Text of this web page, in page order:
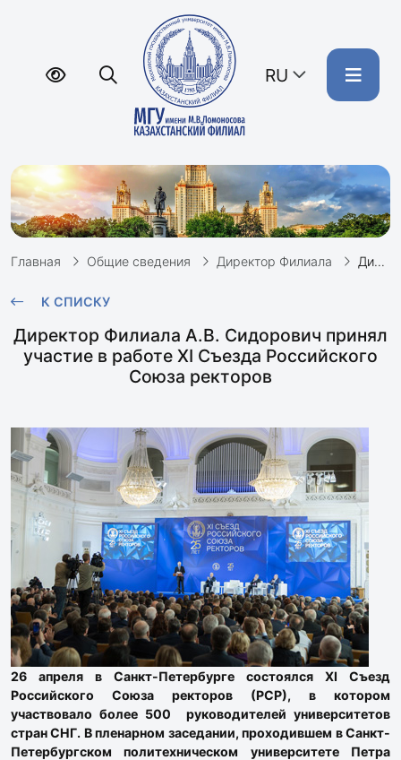
RU
Главная Общие сведения Директор Филиала Директор Филиала А.В. Сидорович принял участие в работе XI Съезда Российского Союза ректоров
К СПИСКУ
Директор Филиала А.В. Сидорович принял
участие в работе XI Съезда Российского
Союза ректоров
26 апреля в Санкт-Петербурге состоялся XI Съезд
Российского Союза ректоров (РСР), в котором
участвовало более 500 руководителей университетов
стран СНГ. В пленарном заседании, проходившем в Санкт-
Петербургском политехническом университете Петра